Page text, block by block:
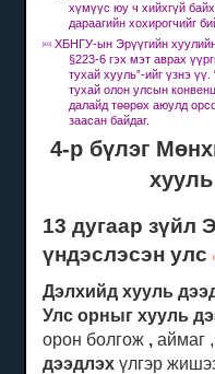
хүмүүс юу ч хийхгүй
дараагийн хохирогчийг
[40]
ХБНГУ-ын Эрүүгийн
§223-6 гэх мэт аврах
тухай хууль”-ийг үзнэ
тухай олон улсын
далайд төөрөх аюулд
заасан байдаг.
4-р бүлэг
13 дугаар зүйл
үндэслэсэн улс
Дэлхийд хууль
Улс орныгхууль
орон болгож , аймаг
дээдлэх үлгэр